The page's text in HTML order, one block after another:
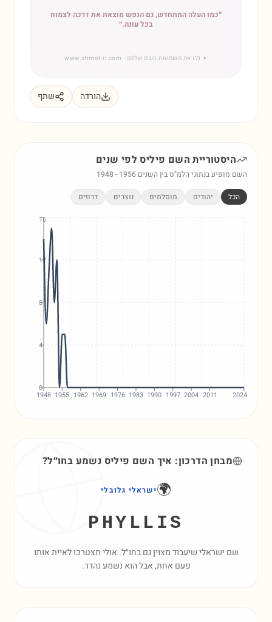
״כמו העלה המתחדש, גם הנפש מוצאת את דרכה לצמוח
בכל עונה.״
✦ גלו את משמעות השם שלכם · www.shmot-il.com
הורדה שתף
היסטוריית השם פיליסלפי שנים
השם מופיע בנתוני הלמ"ס בין השנים 1948 - 1956
הכל יהודים מוסלמים נוצרים דרוזים
1948 1955 1962 1969 1976 1983 1990 1997 2004 2011 2024
0
4
8
12
16
מבחן הדרכון: איך השם פיליס נשמע בחו״ל?
🌍ישראלי גלובלי
PHYLLIS
שם ישראלי שיעבוד מצוין גם בחו״ל. אולי תצטרכו לאיית אותו
פעם אחת, אבל הוא נשמע נהדר.